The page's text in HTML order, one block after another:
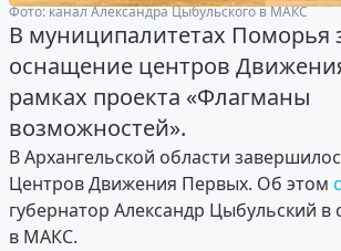
Фото: канал Александра Цыбульского в МАКС
В муниципалитетах Поморья
оснащение центров
рамках проекта «Флагманы
возможностей».
В Архангельской области
Центров Движения Первых. Об этом
губернатор Александр Цыбульский в
в МАКС.